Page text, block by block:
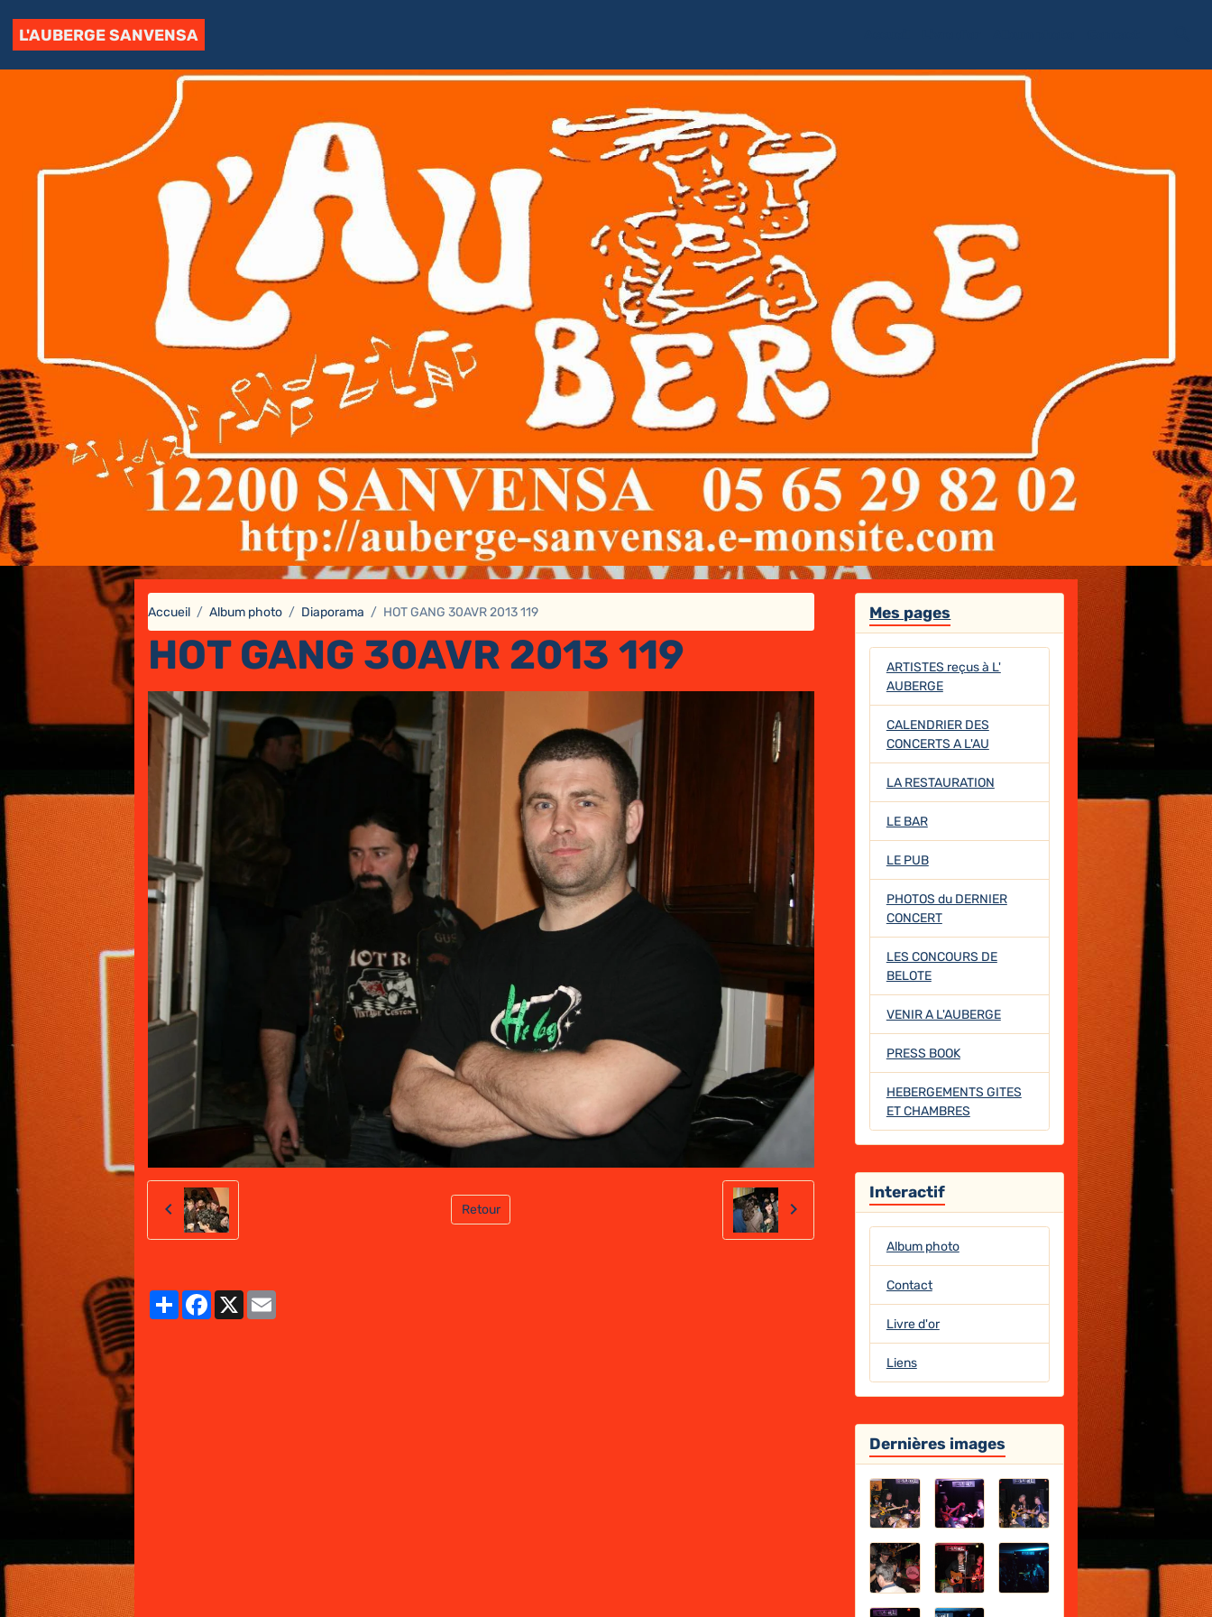
L'AUBERGE SANVENSA
Accueil Album photo Diaporama HOT GANG 30AVR 2013 119
HOT GANG 30AVR 2013 119
Retour
PartagerFacebook
X
Mes pages
ARTISTES reçus à L'
AUBERGE
CALENDRIER DES
CONCERTS A L'AU
LA RESTAURATION
LE BAR
LE PUB
PHOTOS du DERNIER
CONCERT
LES CONCOURS DE
BELOTE
VENIR A L'AUBERGE
PRESS BOOK
HEBERGEMENTS GITES
ET CHAMBRES
Interactif
Album photo
Contact
Livre d'or
Liens
Dernières images